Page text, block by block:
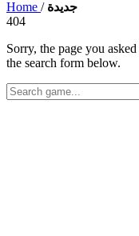
Home / جديدة
404
Sorry, the page you
the search form below.